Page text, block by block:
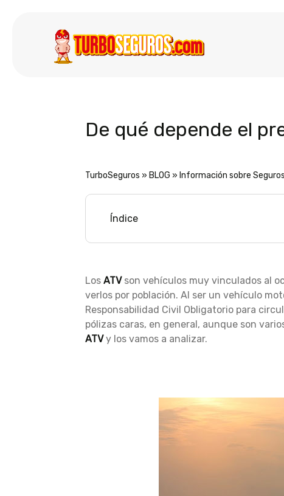
De qué depende el
TurboSeguros » BLOG » Información sobre
Índice
Los ATV son vehículos muy vinculados al
verlos por población. Al ser un vehículo
Responsabilidad Civil Obligatorio para
pólizas caras, en general, aunque son
ATVy los vamos a analizar.